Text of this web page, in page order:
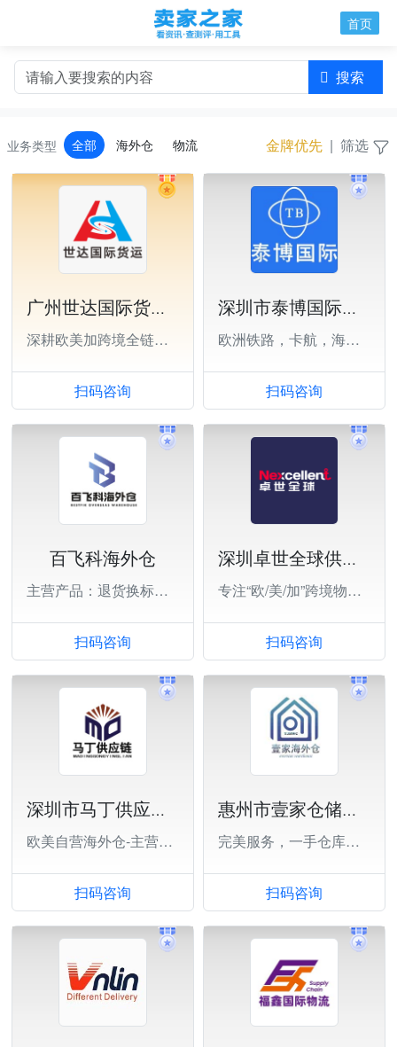
首页
搜索
业务类型 全部 海外仓 物流 金牌优先 | 筛选
广州世达国际货运代理有限公司深圳分公司
深耕欧美加跨境全链路物流
扫码咨询
深圳市泰博国际供应链有限公司
欧洲铁路，卡航，海运，美国海运
扫码咨询
百飞科海外仓
主营产品：退货换标，一件代发，大货中转。
扫码咨询
深圳卓世全球供应链有限公司
专注“欧/美/加”跨境物流运输
扫码咨询
深圳市马丁供应链有限公司
欧美自营海外仓-主营一件代发,退货换标
扫码咨询
惠州市壹家仓储物理有限公司
完美服务，一手仓库，实时对接
扫码咨询